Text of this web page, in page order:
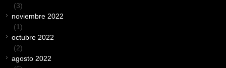
(3)
noviembre 2022
(1)
octubre 2022
(2)
agosto 2022